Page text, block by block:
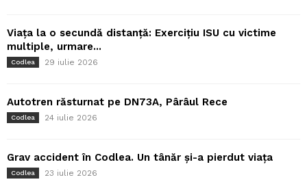
Viața la o secundă distanță: Exercițiu ISU cu victime
multiple, urmare...
Codlea 29 iulie 2026
Autotren răsturnat pe DN73A, Pârâul Rece
Codlea 24 iulie 2026
Grav accident în Codlea. Un tânăr și-a pierdut viața
Codlea 23 iulie 2026